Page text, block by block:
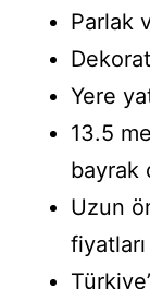
Parlak
Yere
13.5
bayrak
Uzun